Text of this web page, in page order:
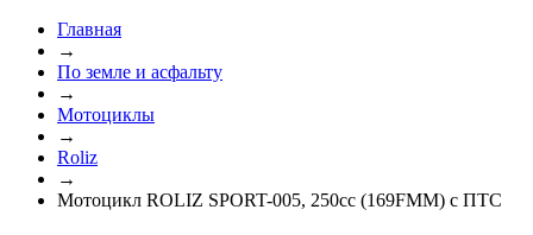
Главная
→
По земле и асфальту
→
Мотоциклы
→
Roliz
→
Мотоцикл ROLIZ SPORT-005, 250cc (169FMM) с ПТС